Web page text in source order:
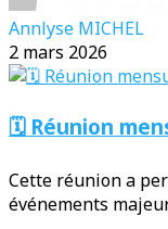
Annlyse MICHEL
2 mars 2026
🗓️ Réunion
Cette réunion a
événements